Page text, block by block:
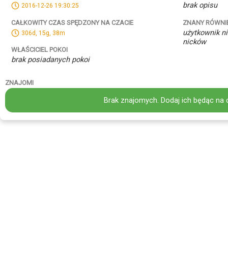
2016-12-26 19:30:25
CAŁKOWITY CZAS SPĘDZONY NA CZACIE
306d, 15g, 38m
WŁAŚCICIEL POKOI
brak posiadanych pokoi
brak opisu
ZNANY
użytkownik
nicków
ZNAJOMI
Brak znajomych. Dodaj ich będąc na